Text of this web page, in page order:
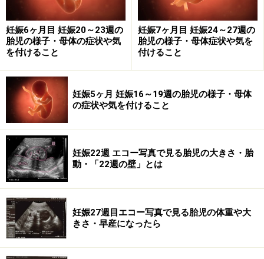
ようになります。初産婦さんは、胎動とはどんな感覚か
わからないので、当然のことですよね。
といっても、この時期には個人差がとても大きく、16週
ごろから感じる人もいれば、22週ごろになってはじめて
感じる人もいます。こんなに差が出てくるのは、胎動を
感じる上で大きく影響を受けるお母さんの腹壁の厚さや
赤ちゃんの体位、胎盤の位置などに違いがあるからで
す。胎動と思っていたら、腸の動きだったということも
妊娠6ヶ月目 妊娠20～23週の
胎児の様子・母体の症状や気
を付けること
妊娠7ヶ月目 妊娠24～27週の
胎児の様子・母体症状や気を
付けること
妊娠5ヶ月 妊娠16～19週の胎児の様子・母体
の症状や気を付けること
妊娠22週 エコー写真で見る胎児の大きさ・胎
動・「22週の壁」とは
妊娠27週目エコー写真で見る胎児の体重や大
きさ・早産になったら